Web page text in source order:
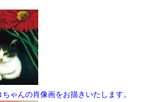
ゃんの肖像画をお描きいたします。